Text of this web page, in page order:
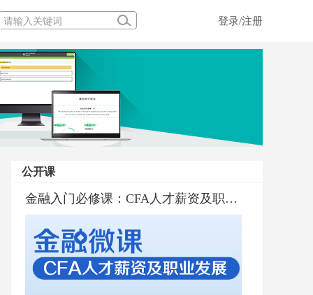
登录/注册
公开课
金融行业普及与职业规划